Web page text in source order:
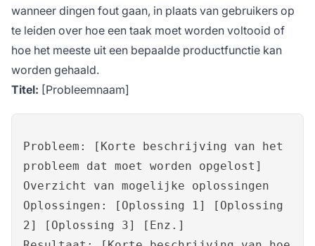
wanneer dingen fout gaan, in plaats van gebruikers op
te leiden over hoe een taak moet worden voltooid of
hoe het meeste uit een bepaalde productfunctie kan
worden gehaald.
Titel: [Probleemnaam]
Probleem: [Korte beschrijving van het
probleem dat moet worden opgelost]
Overzicht van mogelijke oplossingen
Oplossingen: [Oplossing 1] [Oplossing
2] [Oplossing 3] [Enz.]